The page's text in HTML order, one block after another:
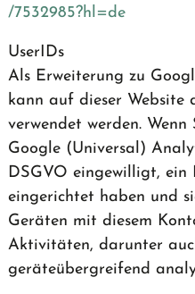
/7532985?hl=de
UserIDs
Als Erweiterung zu
kann auf dieser Website
verwendet werden.
Google (Universal)
DSGVO eingewilligt, ein
eingerichtet haben und
Geräten mit diesem
Aktivitäten, darunter
geräteübergreifend